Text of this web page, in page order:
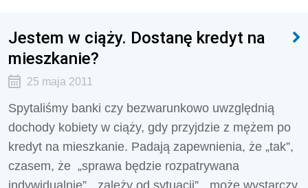
Jestem w ciąży. Dostanę kredyt na
mieszkanie?
25 maja 2011
Spytaliśmy banki czy bezwarunkowo uwzględnią
dochody kobiety w ciąży, gdy przyjdzie z mężem po
kredyt na mieszkanie. Padają zapewnienia, że „tak”,
czasem, że „sprawa będzie rozpatrywana
indywidualnie”, „zależy od sytuacji”, „może wystarczy